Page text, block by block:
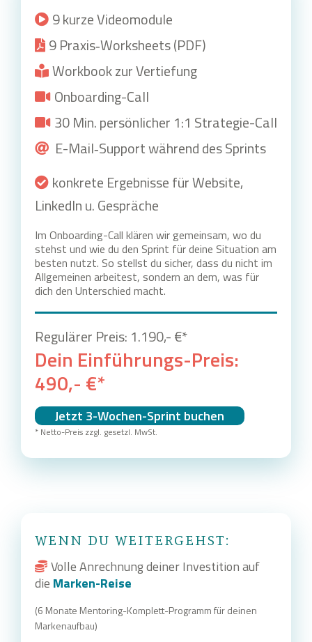
9 kurze Videomodule
9 Praxis‑Worksheets (PDF)
Workbook zur Vertiefung
Onboarding-Call
30 Min. persönlicher 1:1 Strategie-Call
E-Mail‑Support während des Sprints
konkrete Ergebnisse für Website,
LinkedIn u. Gespräche
Im Onboarding-Call klären wir gemeinsam, wo du
stehst und wie du den Sprint für deine Situation am
besten nutzt. So stellst du sicher, dass du nicht im
Allgemeinen arbeitest, sondern an dem, was für
dich den Unterschied macht.
Regulärer Preis: 1.190,- €*
Dein Einführungs-Preis:
490,- €*
Jetzt 3-Wochen-Sprint buchen
* Netto-Preis zzgl. gesetzl. MwSt.
WENN DU WEITERGEHST:
Volle Anrechnung deiner Investition auf
die Marken-Reise
(6 Monate Mentoring-Komplett-Programm für deinen
Markenaufbau)